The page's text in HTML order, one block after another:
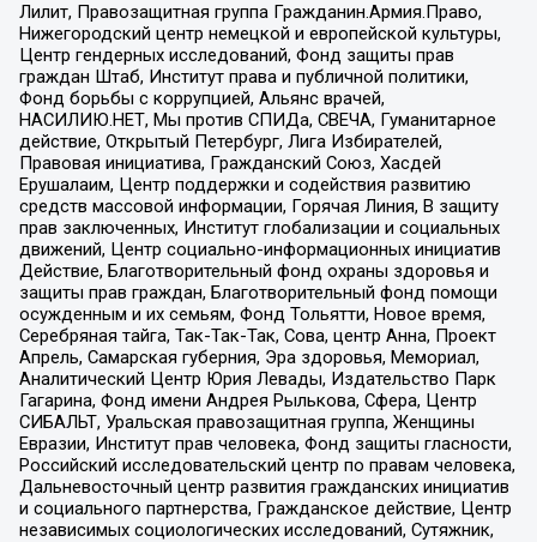
Лилит, Правозащитная группа Гражданин.Армия.Право,
Нижегородский центр немецкой и европейской культуры,
Центр гендерных исследований, Фонд защиты прав
граждан Штаб, Институт права и публичной политики,
Фонд борьбы с коррупцией, Альянс врачей,
НАСИЛИЮ.НЕТ, Мы против СПИДа, СВЕЧА, Гуманитарное
действие, Открытый Петербург, Лига Избирателей,
Правовая инициатива, Гражданский Союз, Хасдей
Ерушалаим, Центр поддержки и содействия развитию
средств массовой информации, Горячая Линия, В защиту
прав заключенных, Институт глобализации и социальных
движений, Центр социально-информационных инициатив
Действие, Благотворительный фонд охраны здоровья и
защиты прав граждан, Благотворительный фонд помощи
осужденным и их семьям, Фонд Тольятти, Новое время,
Серебряная тайга, Так-Так-Так, Сова, центр Анна, Проект
Апрель, Самарская губерния, Эра здоровья, Мемориал,
Аналитический Центр Юрия Левады, Издательство Парк
Гагарина, Фонд имени Андрея Рылькова, Сфера, Центр
СИБАЛЬТ, Уральская правозащитная группа, Женщины
Евразии, Институт прав человека, Фонд защиты гласности,
Российский исследовательский центр по правам человека,
Дальневосточный центр развития гражданских инициатив
и социального партнерства, Гражданское действие, Центр
независимых социологических исследований, Сутяжник,